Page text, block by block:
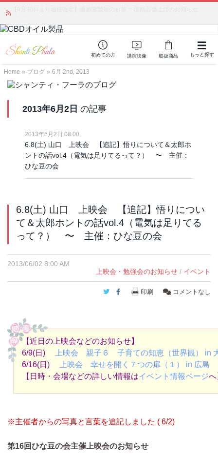
初めての方 講演映像 取扱商品 もっと探す
Home » ブログ » 6月 2nd, 2013
2013年6月2日 の記事
2013年6月2日 08:00
6.8(土) 山口 上映会 【追記】悟りについて＆太郎ホ
ントの話vol.4（電気は足りてるって？） 〜 主催：
ひな豆の会
6.8(土) 山口 上映会 【追記】悟りについ
て＆太郎ホントの話vol.4（電気は足りてる
って？） 〜 主催：ひな豆の会
2013/06/02 8:00 AM
上映会・勉強会のお知らせ / イベント
Twitter
Facebook
印刷 コメントなし
【近日の上映会などのお知らせ】
6/9(日)
上映会 親子６ 子育ての知恵（世界観） in
6/16(日)
上映会 幸せを開く７つの扉（１） in 広島
【日時・会場などの詳しい情報はイベント情報ページへ
※主催者からの写真と言葉を追記しました ( 6/2)
第16回ひな豆の会主催上映会のお知らせ